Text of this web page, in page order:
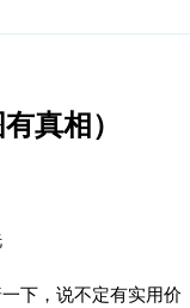
真相）
下，说不定有实用价